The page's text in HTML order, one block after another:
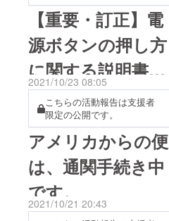
【重要・訂正】電
源ボタンの押し方
に関する説明書の
記載について
2021/10/23 08:05
こちらの活動報告は支援者
限定の公開です。
アメリカからの便
は、通関手続き中
です。
2021/10/21 20:43